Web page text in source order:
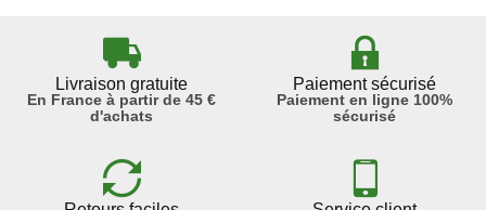
Livraison gratuite
En France à partir de 45 €
d'achats
Paiement sécurisé
Paiement en ligne 100%
sécurisé